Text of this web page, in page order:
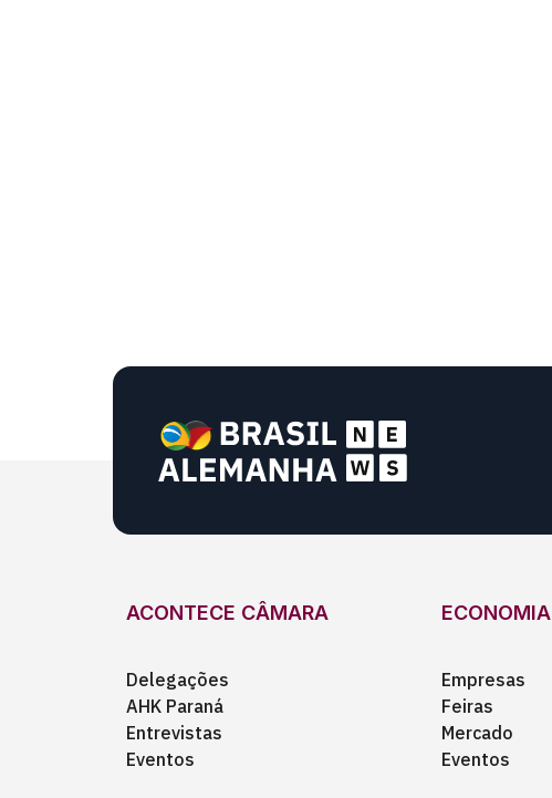
ACONTECE CÂMARA
Delegações
AHK Paraná
Entrevistas
Eventos
ECONOMIA
Empresas
Feiras
Mercado
Eventos